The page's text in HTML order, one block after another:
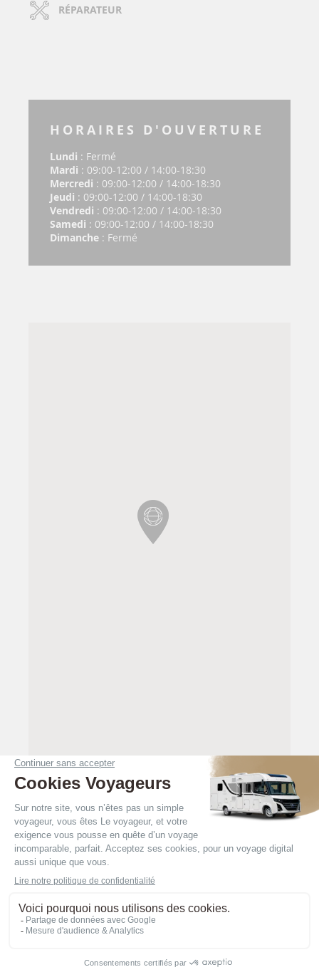
RÉPARATEUR
HORAIRES D'OUVERTURE
Lundi : Fermé
Mardi : 09:00-12:00 / 14:00-18:30
Mercredi : 09:00-12:00 / 14:00-18:30
Jeudi : 09:00-12:00 / 14:00-18:30
Vendredi : 09:00-12:00 / 14:00-18:30
Samedi : 09:00-12:00 / 14:00-18:30
Dimanche : Fermé
Retour à la recherche
PLAN DU SITE
© 2026 LE VOYAGEUR ALL RIGHTS
SUIVEZ-NOUS SUR FACEBOOK